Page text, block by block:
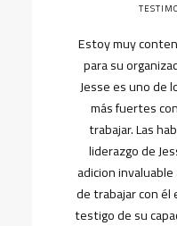
Estoy muy
para su
Jesse es uno de
más fuertes
trabajar. Las
liderazgo de
adicion
de trabajar con él
testigo de su